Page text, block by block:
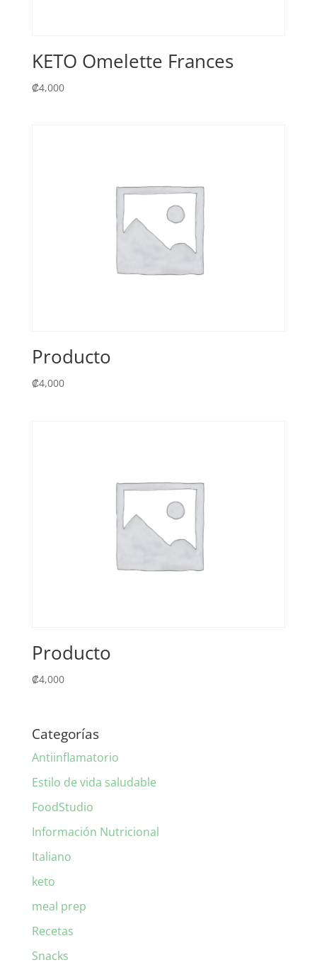
KETO Omelette Frances
₡4,000
Producto
₡4,000
Producto
₡4,000
Categorías
Antiinflamatorio
Estilo de vida saludable
FoodStudio
Información Nutricional
Italiano
keto
meal prep
Recetas
Snacks